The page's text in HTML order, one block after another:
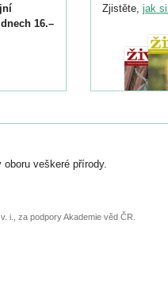
16.–
nebo
Zjistěte, jak
veškeré přírody.
i., za podpory Akademie věd ČR.